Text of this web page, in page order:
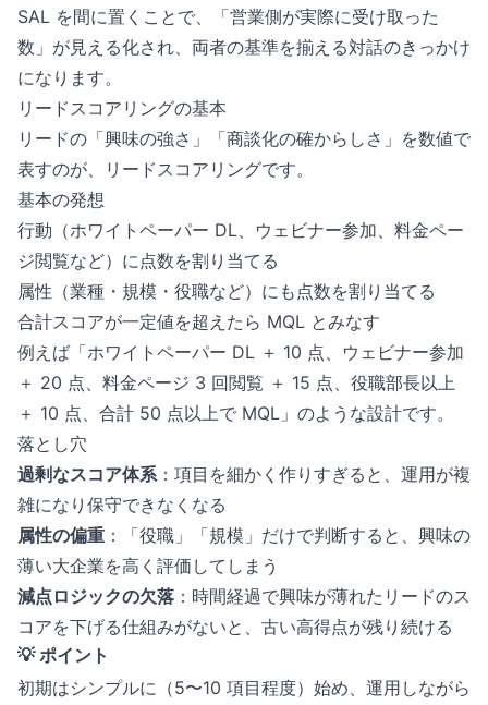
SAL を間に置くことで、「営業側が実際に受け取った
数」が見える化され、両者の基準を揃える対話のきっかけ
になります。
リードスコアリングの基本
リードの「興味の強さ」「商談化の確からしさ」を数値で
表すのが、リードスコアリングです。
基本の発想
行動（ホワイトペーパー DL、ウェビナー参加、料金ペー
ジ閲覧など）に点数を割り当てる
属性（業種・規模・役職など）にも点数を割り当てる
合計スコアが一定値を超えたら MQL とみなす
例えば「ホワイトペーパー DL ＋ 10 点、ウェビナー参加
＋ 20 点、料金ページ 3 回閲覧 ＋ 15 点、役職部長以上
＋ 10 点、合計 50 点以上で MQL」のような設計です。
落とし穴
過剰なスコア体系：項目を細かく作りすぎると、運用が複
雑になり保守できなくなる
属性の偏重 ：「役職」「規模」だけで判断すると、興味の
薄い大企業を高く評価してしまう
減点ロジックの欠落 ：時間経過で興味が薄れたリードのス
コアを下げる仕組みがないと、古い高得点が残り続ける
💡 ポイント
初期はシンプルに（5〜10 項目程度）始め、運用しながら